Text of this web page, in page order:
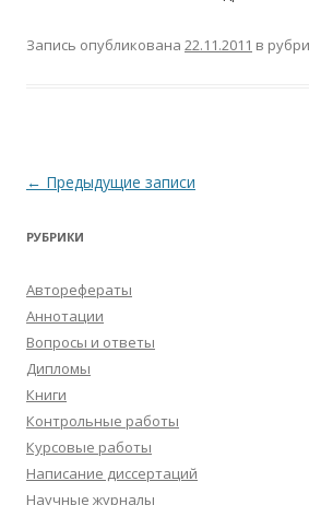
Запись опубликована 22.11.2011 в
Навигация
записям
← Предыдущие записи
РУБРИКИ
Авторефераты
Аннотации
Вопросы и ответы
Дипломы
Книги
Контрольные работы
Курсовые работы
Написание диссертаций
Научные журналы